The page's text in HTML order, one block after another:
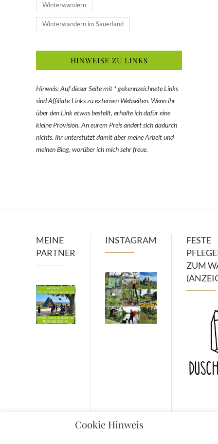
Winterwandern
Winterwandern im Sauerland
HINWEISE ZU LINKS
Hinweis: Auf dieser Seite mit * gekennzeichnete Links
sind Affiliate-Links zu externen Webseiten. Wenn ihr
über den Link etwas bestellt, erhalte ich dafür eine
kleine Provision. An eurem Preis ändert sich dadurch
nichts. Ihr unterstützt damit aber meine Arbeit und
meinen Blog, worüber ich mich sehr freue.
MEINE
PARTNER
INSTAGRAM
FESTE
ZUM
Cookie Hinweis